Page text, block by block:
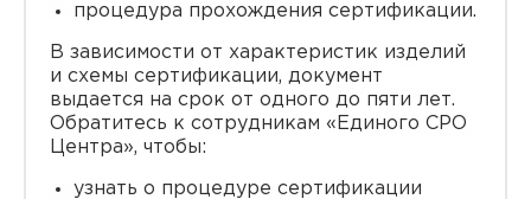
процедура прохождения сертификации.
В зависимости от характеристик изделий
и схемы сертификации, документ
выдается на срок от одного до пяти лет.
Обратитесь к сотрудникам «Единого СРО
Центра», чтобы:
узнать о процедуре сертификации